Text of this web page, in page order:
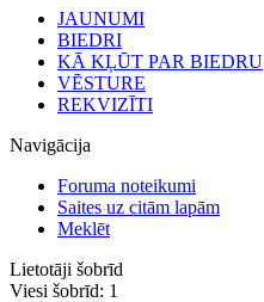
JAUNUMI
BIEDRI
KĀ KĻŪT PAR BIEDRU
VĒSTURE
REKVIZĪTI
Navigācija
Foruma noteikumi
Saites uz citām lapām
Meklēt
Lietotāji šobrīd
Viesi šobrīd: 1